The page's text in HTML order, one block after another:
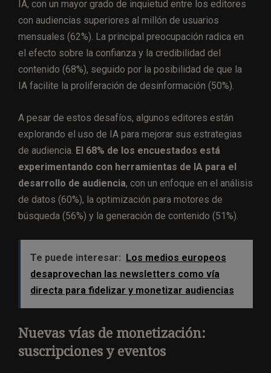
IA, con un mayor grado de inquietud entre los editores
con audiencias superiores al millón de usuarios
mensuales (62%). La principal preocupación radica en
el efecto sobre la confianza y la credibilidad del
contenido (68%), seguido por la posibilidad de que la
IA facilite la proliferación de desinformación (50%).
A pesar de estos desafíos, algunos editores están
explorando el uso de IA para mejorar sus estrategias
de audiencia. El 68% de los encuestados está
experimentando con herramientas de IA para el
desarrollo de audiencia, con un enfoque en el análisis
de datos (60%), la optimización para motores de
búsqueda (56%) y la generación de contenido (51%).
Te puede interesar: Los medios europeos
desaprovechan las newsletters como vía
directa para fidelizar y monetizar audiencias
Nuevas vías de monetización:
suscripciones y eventos